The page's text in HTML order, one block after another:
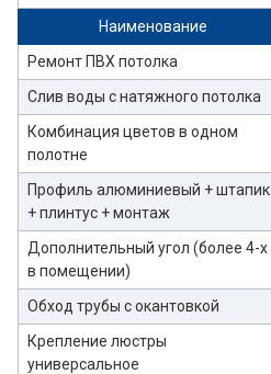
Наименование
Ремонт ПВХ потолка
Слив воды с натяжного потолка
Комбинация цветов в одном
полотне
Профиль алюминиевый + штапик
+ плинтус + монтаж
Дополнительный угол (более 4-х
в помещении)
Обход трубы с окантовкой
Крепление люстры
универсальное